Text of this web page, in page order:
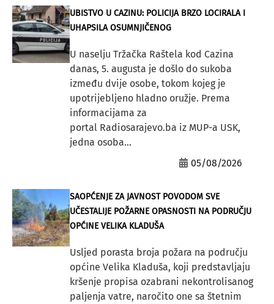
UBISTVO U CAZINU: POLICIJA BRZO LOCIRALA I
UHAPSILA OSUMNJIČENOG
U naselju Tržačka Raštela kod Cazina
danas, 5. augusta je došlo do sukoba
između dvije osobe, tokom kojeg je
upotrijebljeno hladno oružje. Prema
informacijama za
portal Radiosarajevo.ba iz MUP-a USK,
jedna osoba...
05/08/2026
SAOPĆENJE ZA JAVNOST POVODOM SVE
UČESTALIJE POŽARNE OPASNOSTI NA PODRUČJU
OPĆINE VELIKA KLADUŠA
Usljed porasta broja požara na području
općine Velika Kladuša, koji predstavljaju
kršenje propisa ozabrani nekontrolisanog
paljenja vatre, naročito one sa štetnim